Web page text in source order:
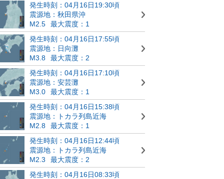
発生時刻：04月16日19:30頃
震源地：秋田県沖
M2.5
最大震度：1
発生時刻：04月16日17:55頃
震源地：日向灘
M3.8
最大震度：2
発生時刻：04月16日17:10頃
震源地：安芸灘
M3.0
最大震度：1
発生時刻：04月16日15:38頃
震源地：トカラ列島近海
M2.8
最大震度：1
発生時刻：04月16日12:44頃
震源地：トカラ列島近海
M2.3
最大震度：2
発生時刻：04月16日08:33頃